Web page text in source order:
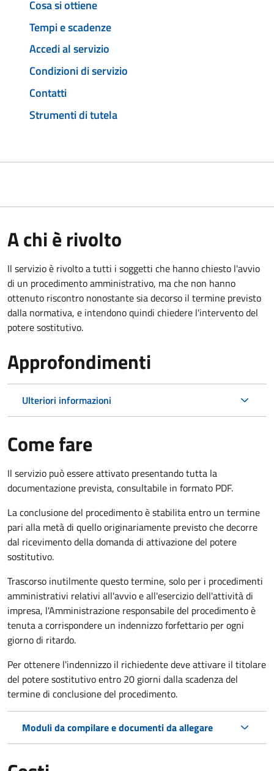
Cosa si ottiene
Tempi e scadenze
Accedi al servizio
Condizioni di servizio
Contatti
Strumenti di tutela
A chi è rivolto
Il servizio è rivolto a tutti i soggetti che hanno chiesto l'avvio
di un procedimento amministrativo, ma che non hanno
ottenuto riscontro nonostante sia decorso il termine previsto
dalla normativa, e intendono quindi chiedere l'intervento del
potere sostitutivo.
Approfondimenti
Ulteriori informazioni
Come fare
Il servizio può essere attivato presentando tutta la
documentazione prevista, consultabile in formato PDF.
La conclusione del procedimento è stabilita entro un termine
pari alla metà di quello originariamente previsto che decorre
dal ricevimento della domanda di attivazione del potere
sostitutivo.
Trascorso inutilmente questo termine, solo per i procedimenti
amministrativi relativi all'avvio e all'esercizio dell'attività di
impresa, l'Amministrazione responsabile del procedimento è
tenuta a corrispondere un indennizzo forfettario per ogni
giorno di ritardo.
Per ottenere l'indennizzo il richiedente deve attivare il titolare
del potere sostitutivo entro 20 giorni dalla scadenza del
termine di conclusione del procedimento.
Moduli da compilare e documenti da allegare